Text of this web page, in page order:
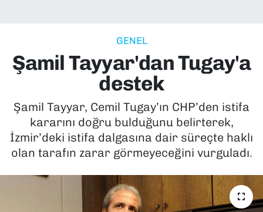
GENEL
Şamil Tayyar'dan Tugay'a
destek
Şamil Tayyar, Cemil Tugay’ın CHP’den istifa
kararını doğru bulduğunu belirterek,
İzmir’deki istifa dalgasına dair süreçte haklı
olan tarafın zarar görmeyeceğini vurguladı.
EKONOMİ
KÜLTÜR SANAT
MAGAZİN
Süper Lig Puan Durumu ve Fikstür
Tüm Manşetler
Son Dakika Haberleri
Haber Arşivi